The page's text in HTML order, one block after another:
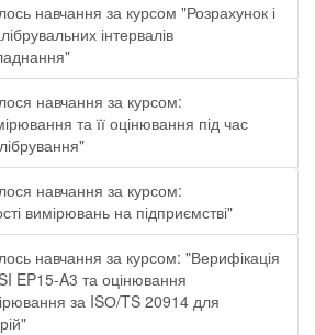
навчання за курсом "Розрахунок і
інтервалів
навчання за курсом:
та її оцінювання під час
навчання за курсом:
вимірювань на підприємстві"
навчання за курсом: "Верифікація
EP15-A3 та оцінювання
за ISО/TS 20914 для